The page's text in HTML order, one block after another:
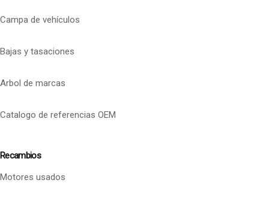
Campa de vehículos
Bajas y tasaciones
Arbol de marcas
Catalogo de referencias OEM
Recambios
Motores usados